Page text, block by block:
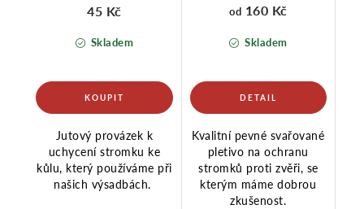
Skladem
45 Kč
Jutový provázek k
uchycení stromku ke
kůlu, který používáme při
našich výsadbách.
Skladem
od 160 Kč
Kvalitní pevné svařované
pletivo na ochranu
stromků proti zvěři, se
kterým máme dobrou
zkušenost.